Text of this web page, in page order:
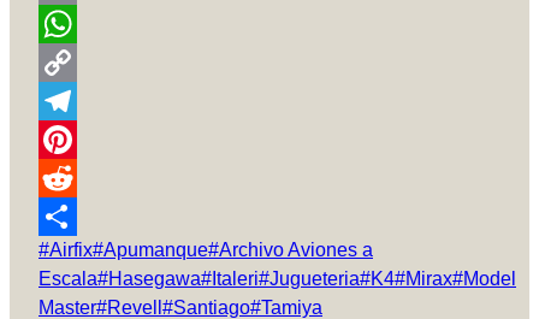
Email
WhatsApp
Copy
Link
Telegram
Pinterest
Reddit
Compartir
Etiquetas
de
la
#Airfix#Apumanque#Archivo Aviones a
Escala#Hasegawa# Italeri#Jugueteria#K4#Mirax#Model
Master#Revell #Santiago#Tamiya